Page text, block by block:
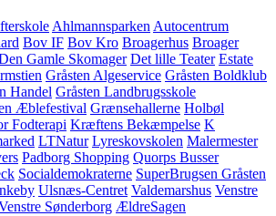
AhlmannsparkenAutocentrum
Bov IF Bov Kro Broagerhus Broager
Gamle Skomager Det lille Teater Estate
Gråsten Algeservice Gråsten Boldklub
Handel Gråsten Landbrugsskole
Æblefestival Grænsehallerne Holbøl
Fodterapi Kræftens Bekæmpelse K
LTNatur Lyreskovskolen Malermester
Padborg Shopping Quorps Busser
Socialdemokraterne SuperBrugsen Gråsten
Ulsnæs-Centret Valdemarshus Venstre
Sønderborg ÆldreSagen